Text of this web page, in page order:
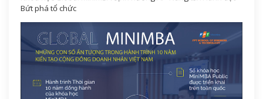
Bứt phá tổ chức